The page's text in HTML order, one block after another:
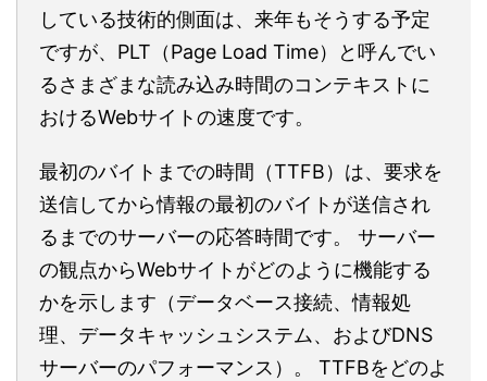
している技術的側面は、来年もそうする予定
ですが、PLT（Page Load Time）と呼んでい
るさまざまな読み込み時間のコンテキストに
おけるWebサイトの速度です。
最初のバイトまでの時間（TTFB）は、要求を
送信してから情報の最初のバイトが送信され
るまでのサーバーの応答時間です。 サーバー
の観点からWebサイトがどのように機能する
かを示します（データベース接続、情報処
理、データキャッシュシステム、およびDNS
サーバーのパフォーマンス）。 TTFBをどのよ